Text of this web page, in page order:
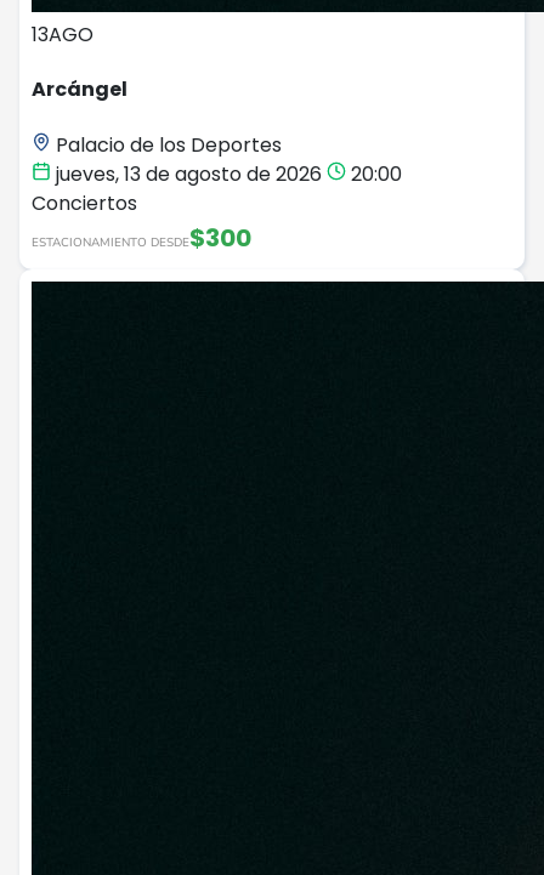
13AGO
Arcángel
Palacio de los Deportes
jueves, 13 de agosto de 2026
20:00
Conciertos
ESTACIONAMIENTO DESDE$300